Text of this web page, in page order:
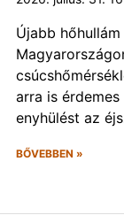
Újabb
arra is
enyhülést az
BŐVEBBEN »